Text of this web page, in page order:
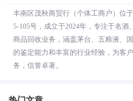
丰南区茂秋商贸行（个体工商户）位
5-105号，成立于2024年，专注于名
商品回收业务，涵盖茅台、五粮液、
的鉴定能力和丰富的行业经验，为客
务，信誉卓著。